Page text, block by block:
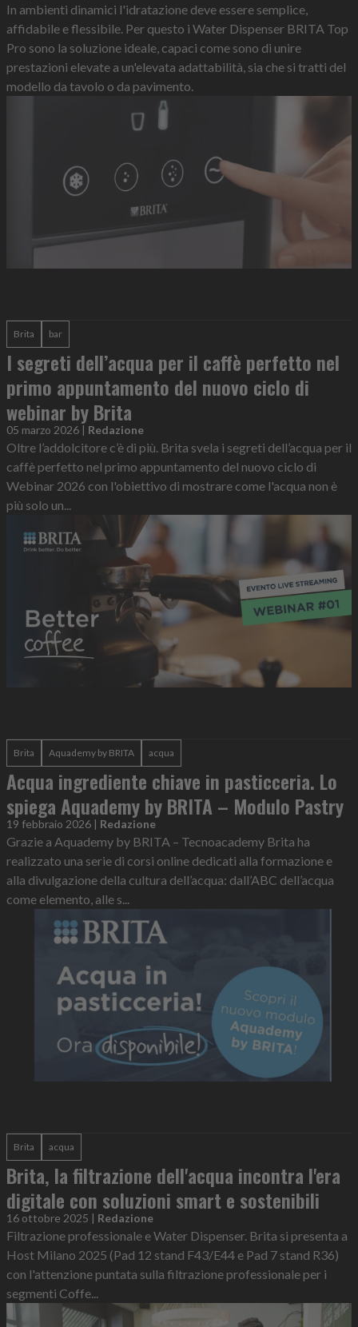
In ambienti dinamici l'idratazione deve essere semplice,
affidabile e flessibile. Per questo i Water Dispenser BRITA Top
Pro sono la soluzione ideale, capaci come sono di unire
prestazioni elevate a un'elevata adattabilità, sia che si tratti del
modello da tavolo o da pavimento.
Brita bar
I segreti dell’acqua per il caffè perfetto nel
primo appuntamento del nuovo ciclo di
webinar by Brita
05 marzo 2026 | Redazione
Oltre l’addolcitore c’è di più. Brita svela i segreti dell’acqua per il
caffè perfetto nel primo appuntamento del nuovo ciclo di
Webinar 2026 con l'obiettivo di mostrare come l'acqua non è
più solo un...
Brita Aquademy by BRITA acqua
Acqua ingrediente chiave in pasticceria. Lo
spiega Aquademy by BRITA – Modulo Pastry
19 febbraio 2026 | Redazione
Grazie a Aquademy by BRITA – Tecnoacademy Brita ha
realizzato una serie di corsi online dedicati alla formazione e
alla divulgazione della cultura dell’acqua: dall’ABC dell’acqua
come elemento, alle s...
Brita acqua
Brita, la filtrazione dell'acqua incontra l'era
digitale con soluzioni smart e sostenibili
16 ottobre 2025 | Redazione
Filtrazione professionale e Water Dispenser. Brita si presenta a
Host Milano 2025 (Pad 12 stand F43/E44 e Pad 7 stand R36)
con l'attenzione puntata sulla filtrazione professionale per i
segmenti Coffe...